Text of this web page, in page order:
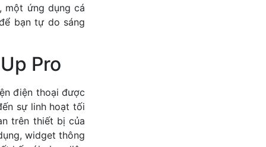
một ứng dụng cá
bạn tự do sáng
Pro
điện thoại được
sự linh hoạt tối
trên thiết bị của
widget thông